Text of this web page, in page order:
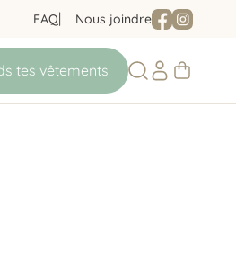
FAQ Nous joindre